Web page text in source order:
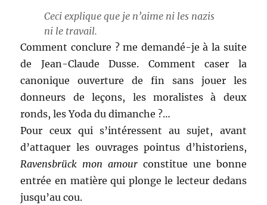
Ceci explique que je n’aime ni les nazis
ni le travail.
Comment conclure ? me demandé-je à la suite
de Jean-Claude Dusse. Comment caser la
canonique ouverture de fin sans jouer les
donneurs de leçons, les moralistes à deux
ronds, les Yoda du dimanche ?…
Pour ceux qui s’intéressent au sujet, avant
d’attaquer les ouvrages pointus d’historiens,
Ravensbrück mon amour constitue une bonne
entrée en matière qui plonge le lecteur dedans
jusqu’au cou.